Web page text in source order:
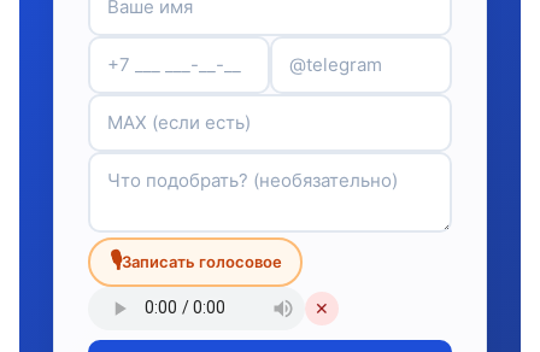
🎙Записать голосовое
✕